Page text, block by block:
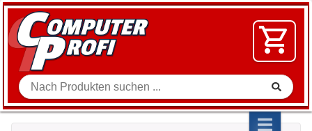
Zum Inhalt springen
Suche
SOFTWARE
VIDEO
SHOP